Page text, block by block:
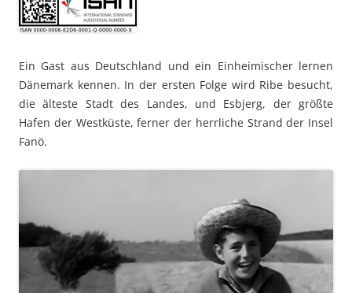
Ein Gast aus Deutschland und ein Einheimischer lernen
Dänemark kennen. In der ersten Folge wird Ribe besucht,
die älteste Stadt des Landes, und Esbjerg, der größte
Hafen der Westküste, ferner der herrliche Strand der Insel
Fanö.